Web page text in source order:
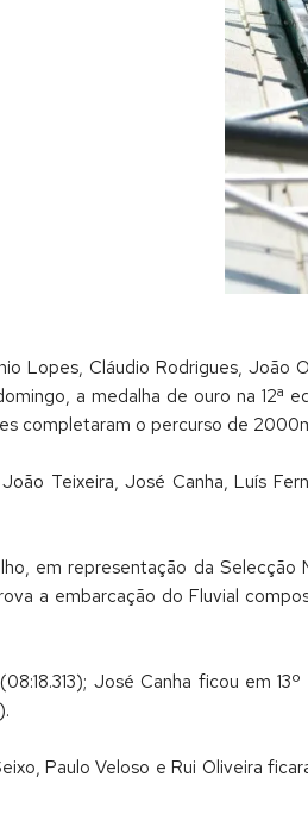
Lopes, Cláudio Rodrigues, João
a medalha de ouro na
completaram o percurso de
Teixeira, José Canha, Luís
em representação da
a embarcação do Fluvial
José Canha ficou em
Paulo Veloso e Rui Oliveira